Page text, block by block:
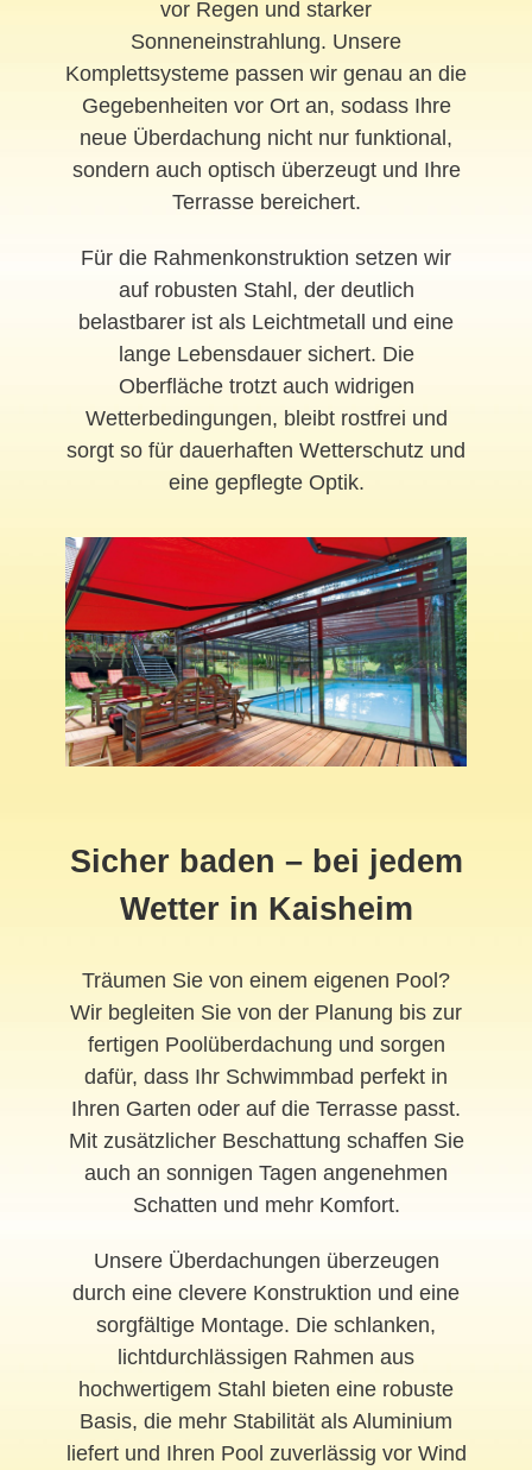
vor Regen und starker
Sonneneinstrahlung. Unsere
Komplettsysteme passen wir genau an die
Gegebenheiten vor Ort an, sodass Ihre
neue Überdachung nicht nur funktional,
sondern auch optisch überzeugt und Ihre
Terrasse bereichert.
Für die Rahmenkonstruktion setzen wir
auf robusten Stahl, der deutlich
belastbarer ist als Leichtmetall und eine
lange Lebensdauer sichert. Die
Oberfläche trotzt auch widrigen
Wetterbedingungen, bleibt rostfrei und
sorgt so für dauerhaften Wetterschutz und
eine gepflegte Optik.
Sicher baden – bei jedem
Wetter in Kaisheim
Träumen Sie von einem eigenen Pool?
Wir begleiten Sie von der Planung bis zur
fertigen Poolüberdachung und sorgen
dafür, dass Ihr Schwimmbad perfekt in
Ihren Garten oder auf die Terrasse passt.
Mit zusätzlicher Beschattung schaffen Sie
auch an sonnigen Tagen angenehmen
Schatten und mehr Komfort.
Unsere Überdachungen überzeugen
durch eine clevere Konstruktion und eine
sorgfältige Montage. Die schlanken,
lichtdurchlässigen Rahmen aus
hochwertigem Stahl bieten eine robuste
Basis, die mehr Stabilität als Aluminium
liefert und Ihren Pool zuverlässig vor Wind